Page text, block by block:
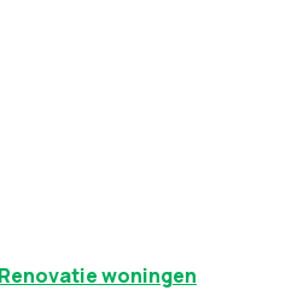
Renovatie woningen